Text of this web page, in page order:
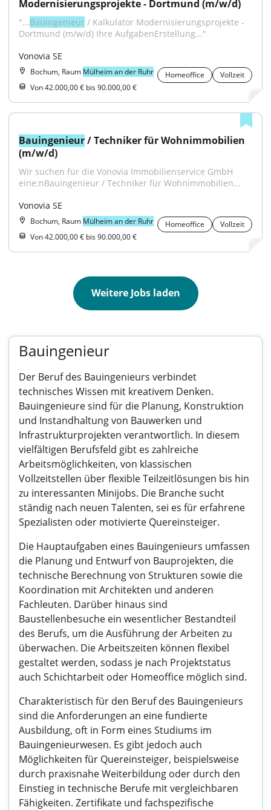
Modernisierungsprojekte - Dortmund (m/w/d)
"...Bauingenieur / Kalkulator Modernisierungsprojekte -
Dortmund (m/w/d) Ihre AufgabenErstellung..."
Vonovia SE
Bochum, Raum Mülheim an der Ruhr Homeoffice
Vollzeit
Von 42.000,00 € bis 90.000,00 €
Bauingenieur / Techniker für Wohnimmobilien
(m/w/d)
Wir suchen für die Vonovia Immobilienservice GmbH
eine:nBauingenieur / Techniker für Wohnimmobilien...
Vonovia SE
Bochum, Raum Mülheim an der Ruhr Homeoffice
Vollzeit
Von 42.000,00 € bis 90.000,00 €
Weitere Jobs laden
Bauingenieur
Der Beruf des Bauingenieurs verbindet
technisches Wissen mit kreativem Denken.
Bauingenieure sind für die Planung, Konstruktion
und Instandhaltung von Bauwerken und
Infrastrukturprojekten verantwortlich. In diesem
vielfältigen Berufsfeld gibt es zahlreiche
Arbeitsmöglichkeiten, von klassischen
Vollzeitstellen über flexible Teilzeitlösungen bis hin
zu interessanten Minijobs. Die Branche sucht
ständig nach neuen Talenten, sei es für erfahrene
Spezialisten oder motivierte Quereinsteiger.
Die Hauptaufgaben eines Bauingenieurs umfassen
die Planung und Entwurf von Bauprojekten, die
technische Berechnung von Strukturen sowie die
Koordination mit Architekten und anderen
Fachleuten. Darüber hinaus sind
Baustellenbesuche ein wesentlicher Bestandteil
des Berufs, um die Ausführung der Arbeiten zu
überwachen. Die Arbeitszeiten können flexibel
gestaltet werden, sodass je nach Projektstatus
auch Schichtarbeit oder Homeoffice möglich sind.
Charakteristisch für den Beruf des Bauingenieurs
sind die Anforderungen an eine fundierte
Ausbildung, oft in Form eines Studiums im
Bauingenieurwesen. Es gibt jedoch auch
Möglichkeiten für Quereinsteiger, beispielsweise
durch praxisnahe Weiterbildung oder durch den
Einstieg in technische Berufe mit vergleichbaren
Fähigkeiten. Zertifikate und fachspezifische